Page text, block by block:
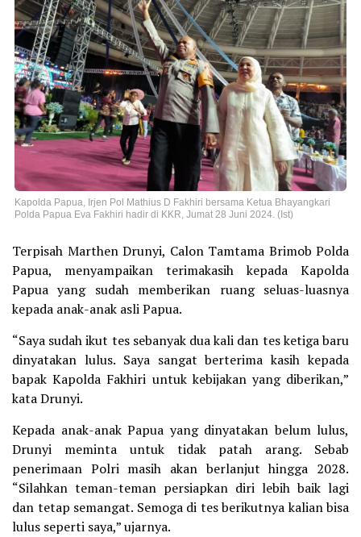
Kapolda Papua, Irjen Pol Mathius D Fakhiri bersama Ketua Bhayangkari
Polda Papua Eva Fakhiri hadir di KKR, Jumat 28 Juni 2024. (Ist)
Terpisah Marthen Drunyi, Calon Tamtama Brimob Polda
Papua, menyampaikan terimakasih kepada Kapolda
Papua yang sudah memberikan ruang seluas-luasnya
kepada anak-anak asli Papua.
“Saya sudah ikut tes sebanyak dua kali dan tes ketiga baru
dinyatakan lulus. Saya sangat berterima kasih kepada
bapak Kapolda Fakhiri untuk kebijakan yang diberikan,”
kata Drunyi.
Kepada anak-anak Papua yang dinyatakan belum lulus,
Drunyi meminta untuk tidak patah arang. Sebab
penerimaan Polri masih akan berlanjut hingga 2028.
“Silahkan teman-teman persiapkan diri lebih baik lagi
dan tetap semangat. Semoga di tes berikutnya kalian bisa
lulus seperti saya,” ujarnya.